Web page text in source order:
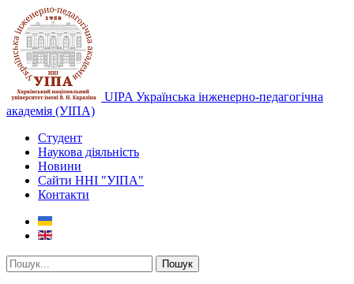
UIPA Українська інженерно-педагогічна
академія (УІПА)
Студент
Наукова діяльність
Новини
Сайти ННІ "УІПА"
Контакти
Пошук